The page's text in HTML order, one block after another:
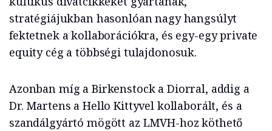
stratégiájukban hasonlóan nagy hangsúlyt
fektetnek a kollaborációkra, és egy-egy private
equity cég a többségi tulajdonosuk.
Azonban míg a Birkenstock a Diorral, addig a
Dr. Martens a Hello Kittyvel kollaborált, és a
szandálgyártó mögött az LMVH-hoz köthető